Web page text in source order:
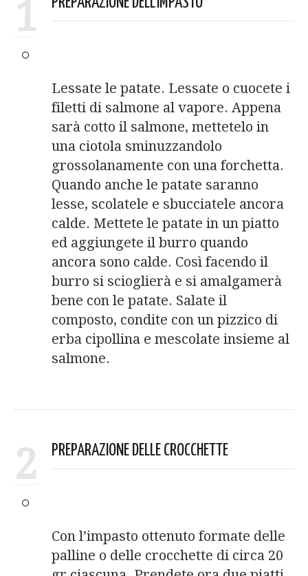
1
Lessate le patate. Lessate o cuocete i
filetti di salmone al vapore. Appena
sarà cotto il salmone, mettetelo in
una ciotola sminuzzandolo
grossolanamente con una forchetta.
Quando anche le patate saranno
lesse, scolatele e sbucciatele ancora
calde. Mettete le patate in un piatto
ed aggiungete il burro quando
ancora sono calde. Così facendo il
burro si scioglierà e si amalgamerà
bene con le patate. Salate il
composto, condite con un pizzico di
erba cipollina e mescolate insieme al
salmone.
2 PREPARAZIONE DELLE CROCCHETTE
Con l’impasto ottenuto formate delle
palline o delle crocchette di circa 20